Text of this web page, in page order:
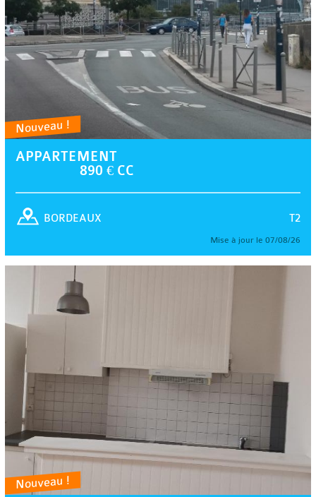
Nouveau !
APPARTEMENT
890 € CC
T2
BORDEAUX
Mise à jour le 07/08/26
Nouveau !